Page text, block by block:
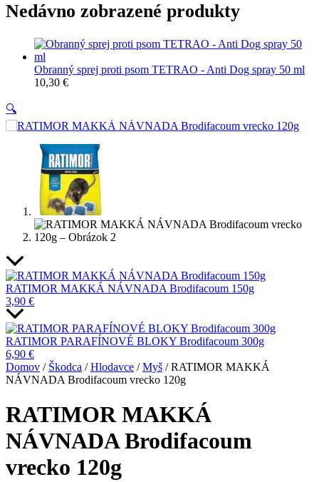
Nedávno zobrazené produkty
Obranný sprej proti psom TETRAO - Anti Dog spray 50 ml
10,30 €
🔍
RATIMOR MAKKÁ NÁVNADA Brodifacoum 150g
3,90 €
RATIMOR PARAFÍNOVÉ BLOKY Brodifacoum 300g
6,90 €
Domov / Škodca /Hlodavce /Myš / RATIMOR MAKKÁ
NÁVNADA Brodifacoum vrecko 120g
RATIMOR MAKKÁ
NÁVNADA Brodifacoum
vrecko 120g